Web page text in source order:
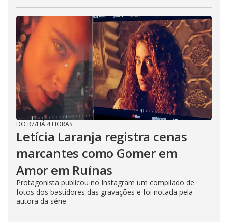
DO R7/HÁ 4 HORAS
Letícia Laranja registra cenas
marcantes como Gomer em
Amor em Ruínas
Protagonista publicou no Instagram um compilado de
fotos dos bastidores das gravações e foi notada pela
autora da série